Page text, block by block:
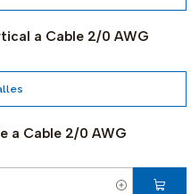
a Cable 2/0 AWG
a Cable 2/0 AWG